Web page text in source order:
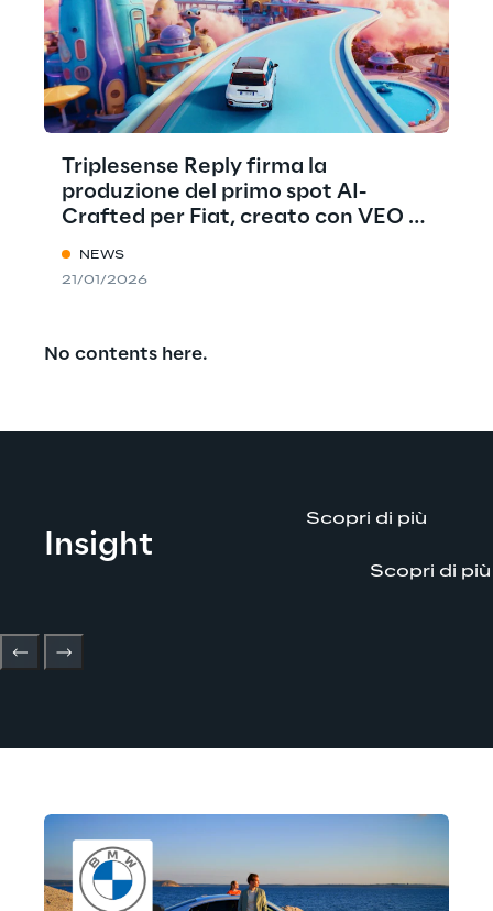
Triplesense Reply firma la
produzione del primo spot AI-
Crafted per Fiat, creato con VEO di
NEWS
21/01/2026
No contents here.
Scopri di più
Scopri di più
Insight